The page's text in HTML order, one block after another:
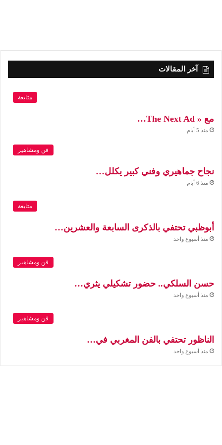
آخر المقالات
متابعة
مع « The Next Ad…
منذ 5 أيام
فن ومشاهير
نجاح جماهيري وفني كبير يكلل…
منذ 6 أيام
متابعة
أبوظبي تحتفي بالذكرى السابعة والعشرين…
منذ أسبوع واحد
فن ومشاهير
حسن السلكي.. حضور تشكيلي يثري…
منذ أسبوع واحد
فن ومشاهير
الناظور تحتفي بالفن المغربي في…
منذ أسبوع واحد